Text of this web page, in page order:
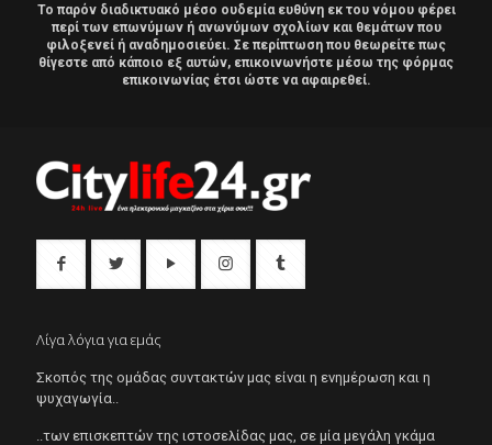
Το παρόν διαδικτυακό μέσο ουδεμία ευθύνη εκ του νόμου φέρει
περί των επωνύμων ή ανωνύμων σχολίων και θεμάτων που
φιλοξενεί ή αναδημοσιεύει. Σε περίπτωση που θεωρείτε πως
θίγεστε από κάποιο εξ αυτών, επικοινωνήστε μέσω της φόρμας
επικοινωνίας έτσι ώστε να αφαιρεθεί.
Λίγα λόγια για εμάς
Σκοπός της ομάδας συντακτών μας είναι η ενημέρωση και η
ψυχαγωγία..
..των επισκεπτών της ιστοσελίδας μας, σε μία μεγάλη γκάμα